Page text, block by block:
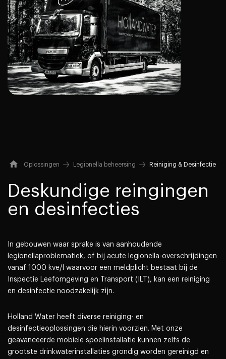
Oplossingen Legionella beheersing Reiniging & Desinfectie
Deskundige reingingen
en desinfecties
In gebouwen waar sprake is van aanhoudende
legionellaproblematiek, of bij acute legionella-overschrijdingen
vanaf 1000 kve/l waarvoor een meldplicht bestaat bij de
Inspectie Leefomgeving en Transport (ILT), kan een reiniging
en desinfectie noodzakelijk zijn.
Holland Water heeft diverse reiniging- en
desinfectieoplossingen die hierin voorzien. Met onze
geavanceerde mobiele spoelinstallatie kunnen zelfs de
grootste drinkwaterinstallaties grondig worden gereinigd en